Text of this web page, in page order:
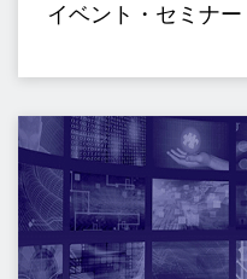
イベント・セミナー